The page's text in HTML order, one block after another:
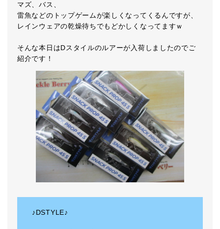
マズ、バス、
雷魚などのトップゲームが楽しくなってくるんですが、
レインウェアの乾燥待ちでもどかしくなってますｗ
そんな本日はDスタイルのルアーが入荷しましたのでご
紹介です！
♪DSTYLE♪